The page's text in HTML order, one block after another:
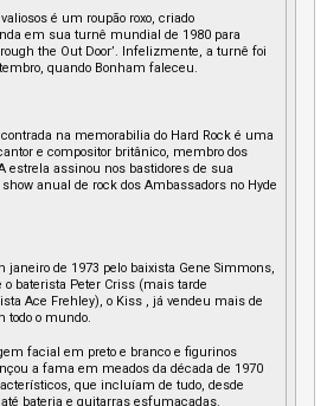
é um roupão roxo, criado
em sua turnê mundial de 1980 para
the Out Door’. Infelizmente, a turnê foi
quando Bonham faleceu.
na memorabilia do Hard Rock é uma
e compositor britânico, membro dos
estrela assinou nos bastidores de sua
anual de rock dos Ambassadors no Hyde
janeiro de 1973 pelo baixista Gene Simmons,
o baterista Peter Criss (mais tarde
Ace Frehley), o Kiss , já vendeu mais de
todo o mundo.
facial em preto e branco e figurinos
a fama em meados da década de 1970
que incluíam de tudo, desde
bateria e guitarras esfumaçadas.